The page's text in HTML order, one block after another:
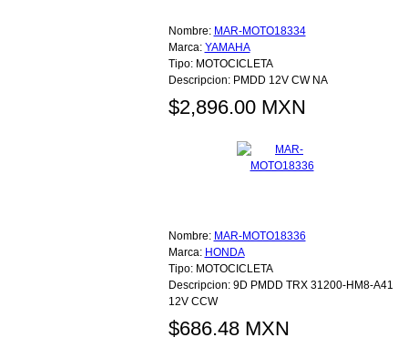
Nombre: MAR-MOTO18334
Marca: YAMAHA
Tipo: MOTOCICLETA
Descripcion: PMDD 12V CW NA
$2,896.00 MXN
Nombre: MAR-MOTO18336
Marca: HONDA
Tipo: MOTOCICLETA
Descripcion: 9D PMDD TRX 31200-HM8-A41
12V CCW
$686.48 MXN